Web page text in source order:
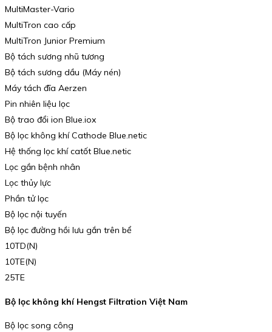
MultiMaster-Vario
MultiTron cao cấp
MultiTron Junior Premium
Bộ tách sương nhũ tương
Bộ tách sương dầu (Máy nén)
Máy tách đĩa Aerzen
Pin nhiên liệu lọc
Bộ trao đổi ion Blue.iox
Bộ lọc không khí Cathode Blue.netic
Hệ thống lọc khí catốt Blue.netic
Lọc gần bệnh nhân
Lọc thủy lực
Phần tử lọc
Bộ lọc nội tuyến
Bộ lọc đường hồi lưu gắn trên bể
10TD(N)
10TE(N)
25TE
Bộ lọc không khí Hengst Filtration Việt Nam
Bộ lọc song công